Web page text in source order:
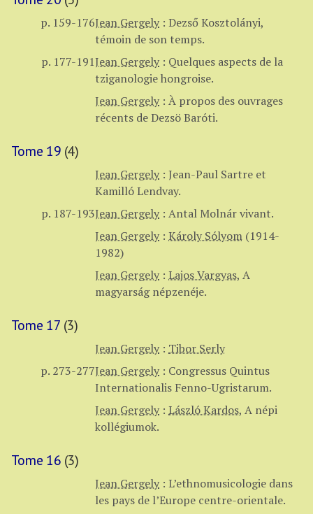
p. 159-176Jean Gergely : Dezső Kosztolányi,
témoin de son temps.
p. 177-191Jean Gergely : Quelques aspects de la
tziganologie hongroise.
Jean Gergely : À propos des ouvrages
récents de Dezsö Baróti.
Tome 19 (4)
Jean Gergely : Jean-Paul Sartre et
Kamilló Lendvay.
p. 187-193Jean Gergely : Antal Molnár vivant.
Jean Gergely : Károly Sólyom (1914-
1982)
Jean Gergely : Lajos Vargyas, A
magyarság népzenéje.
Tome 17 (3)
Jean Gergely : Tibor Serly
p. 273-277Jean Gergely : Congressus Quintus
Internationalis Fenno-Ugristarum.
Jean Gergely : László Kardos, A népi
kollégiumok.
Tome 16 (3)
Jean Gergely : L’ethnomusicologie dans
les pays de l’Europe centre-orientale.